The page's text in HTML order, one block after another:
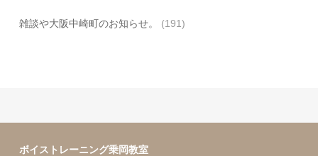
雑談や大阪中崎町のお知らせ。 (191)
ボイストレーニング乗岡教室